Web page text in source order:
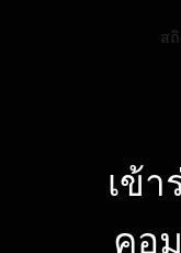
ส
เข้
คอ